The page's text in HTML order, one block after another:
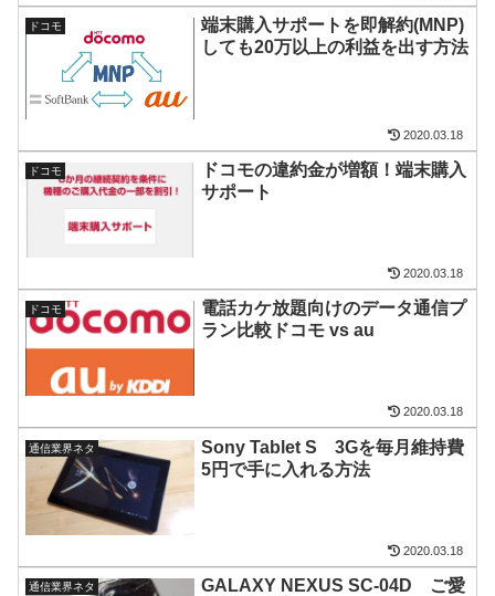
ドコモ
端末購入サポートを即解約(MNP)
しても20万以上の利益を出す方法
2020.03.18
ドコモ
ドコモの違約金が増額！端末購入
サポート
2020.03.18
ドコモ
電話カケ放題向けのデータ通信プ
ラン比較ドコモ vs au
2020.03.18
通信業界ネタ
Sony Tablet S 3Gを毎月維持費
5円で手に入れる方法
2020.03.18
通信業界ネタ
GALAXY NEXUS SC-04D ご愛